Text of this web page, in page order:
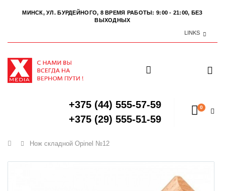
МИНСК, УЛ. БУРДЕЙНОГО, 8 ВРЕМЯ РАБОТЫ: 9:00 - 21:00, БЕЗ
ВЫХОДНЫХ
LINKS
+375 (44) 555-57-59
+375 (29) 555-51-59
0
Главная
Нож складной Opinel №12